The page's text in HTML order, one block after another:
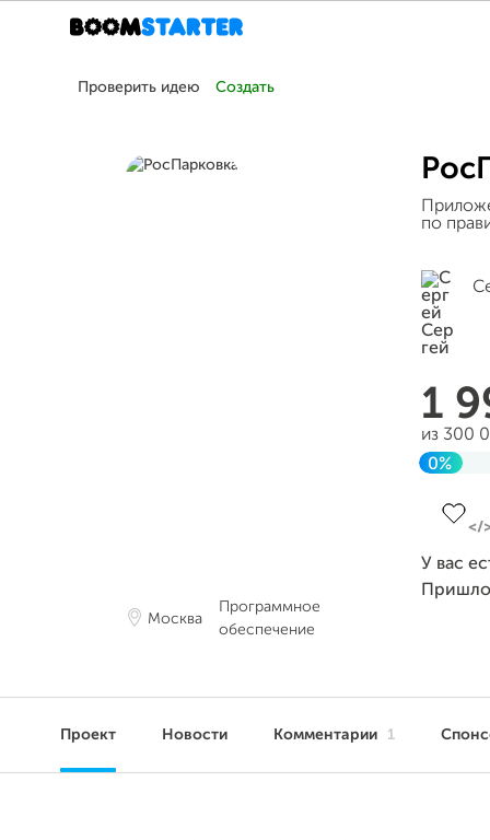
Проверить идею Создать
Москва
Программное
обеспечение
по
1
из 300
0%
У вас
Проект Новости Комментарии 1